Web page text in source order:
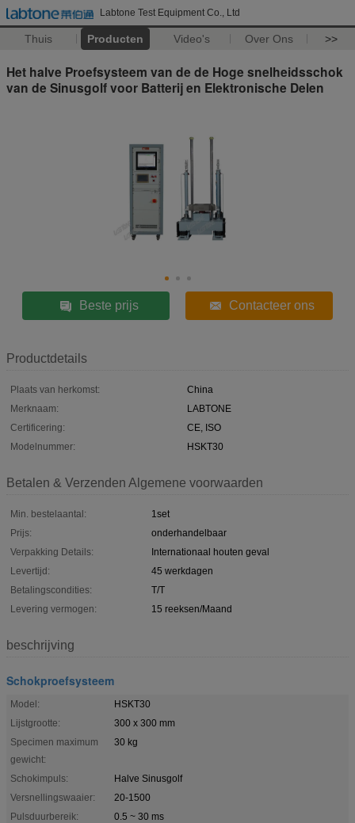
Labtone Test Equipment Co., Ltd
Thuis Producten Video's Over Ons >>
Het halve Proefsysteem van de de Hoge snelheidsschok
van de Sinusgolf voor Batterij en Elektronische Delen
Beste prijs Contacteer ons
Productdetails
Plaats van herkomst:
China
Merknaam:
LABTONE
Certificering:
CE, ISO
Modelnummer:
HSKT30
Betalen & Verzenden Algemene voorwaarden
Min. bestelaantal:
1set
Prijs:
onderhandelbaar
Verpakking Details:
Internationaal houten geval
Levertijd:
45 werkdagen
Betalingscondities:
T/T
Levering vermogen:
15 reeksen/Maand
beschrijving
Schokproefsysteem
Model:
HSKT30
Lijstgrootte:
300 x 300 mm
Specimen maximum
gewicht:
30 kg
Schokimpuls:
Halve Sinusgolf
Versnellingswaaier:
20-1500
Pulsduurbereik:
0.5 ~ 30 ms